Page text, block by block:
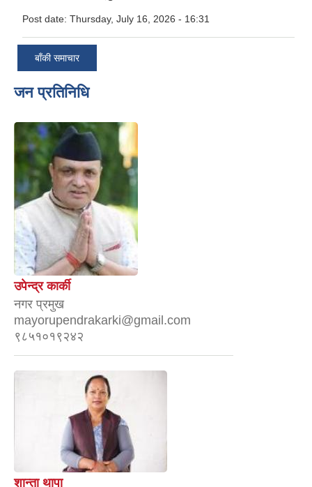
Post date: Thursday, July 16, 2026 - 16:31
बाँकी समाचार
जन प्रतिनिधि
उपेन्द्र कार्की
नगर प्रमुख
mayorupendrakarki@gmail.com
९८५१०१९२४२
शान्ता थापा